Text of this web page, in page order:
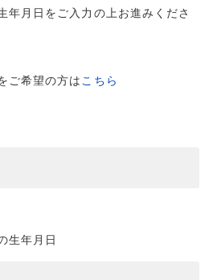
年月日をご入力の上お進みくださ
ご希望の方は こちら
生年月日